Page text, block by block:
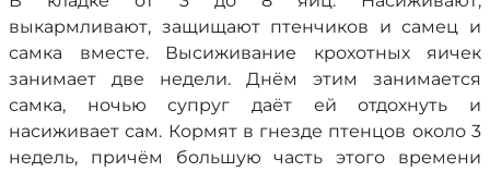
выкармливают, защищают птенчиков и самец и
самка вместе. Высиживание крохотных яичек
занимает две недели. Днём этим занимается
самка, ночью супруг даёт ей отдохнуть и
насиживает сам. Кормят в гнезде птенцов около 3
недель, причём большую часть этого времени